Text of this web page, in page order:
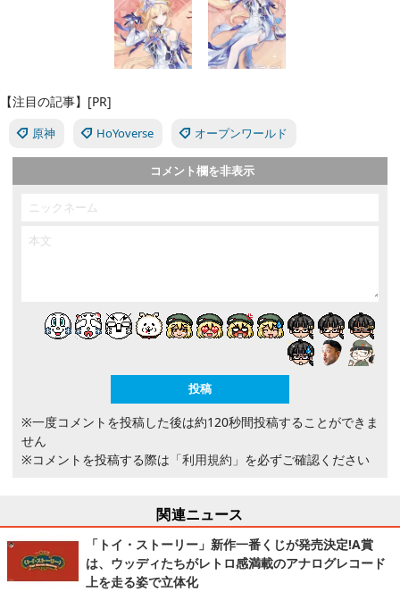
【注目の記事】[PR]
原神 HoYoverse オープンワールド
コメント欄を非表示
※一度コメントを投稿した後は約120秒間投稿することができま
せん
※コメントを投稿する際は 「利用規約」 を必ずご確認ください
関連ニュース
「トイ・ストーリー」新作一番くじが発売決定!A賞
は、ウッディたちがレトロ感満載のアナログレコード
上を走る姿で立体化